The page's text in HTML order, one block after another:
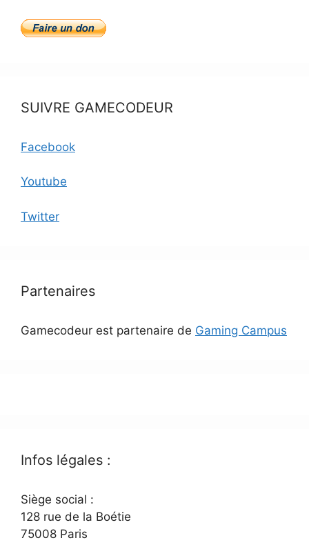
SUIVRE GAMECODEUR
Facebook
Youtube
Twitter
Partenaires
Gamecodeur est partenaire de Gaming Campus
Infos légales :
Siège social :
128 rue de la Boétie
75008 Paris